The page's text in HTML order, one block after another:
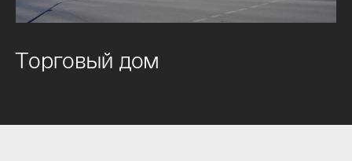
Торговый дом